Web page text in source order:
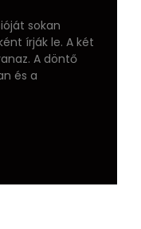
sokan
írják le. A két
A döntő
és a